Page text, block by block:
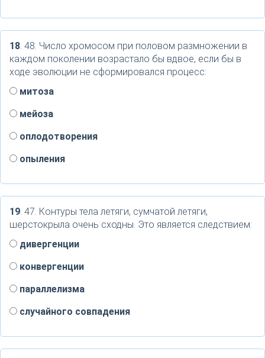
18. 48. Число хромосом при половом размножении в
каждом поколении возрастало бы вдвое, если бы в
ходе эволюции не сформировался процесс:
митоза
мейоза
оплодотворения
опыления
19. 47. Контуры тела летяги, сумчатой летяги,
шерстокрыла очень сходны. Это является следствием:
дивергенции
конвергенции
параллелизма
случайного совпадения